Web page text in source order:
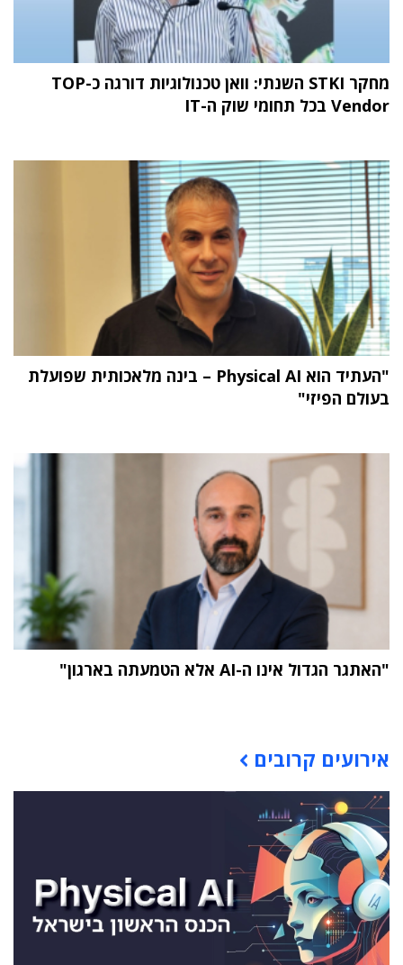
מחקר STKI השנתי: וואן טכנולוגיות דורגה כ-TOP
Vendor בכל תחומי שוק ה-IT
"העתיד הוא Physical AI – בינה מלאכותית שפועלת
בעולם הפיזי"
"האתגר הגדול אינו ה-AI אלא הטמעתה בארגון"
אירועים קרובים